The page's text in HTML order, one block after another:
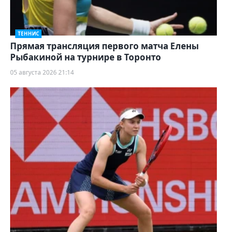
ТЕННИС
Прямая трансляция первого матча Елены
Рыбакиной на турнире в Торонто
05 августа 2026 21:14